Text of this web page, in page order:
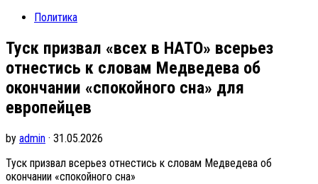
Политика
Туск призвал «всех в НАТО» всерьез
отнестись к словам Медведева об
окончании «спокойного сна» для
европейцев
by admin · 31.05.2026
Туск призвал всерьез отнестись к словам Медведева об
окончании «спокойного сна»